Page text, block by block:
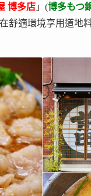
博多店 」(博多もつ
舒適環境享用道地